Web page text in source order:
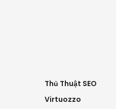
Thủ Thuật SEO
Virtuozzo